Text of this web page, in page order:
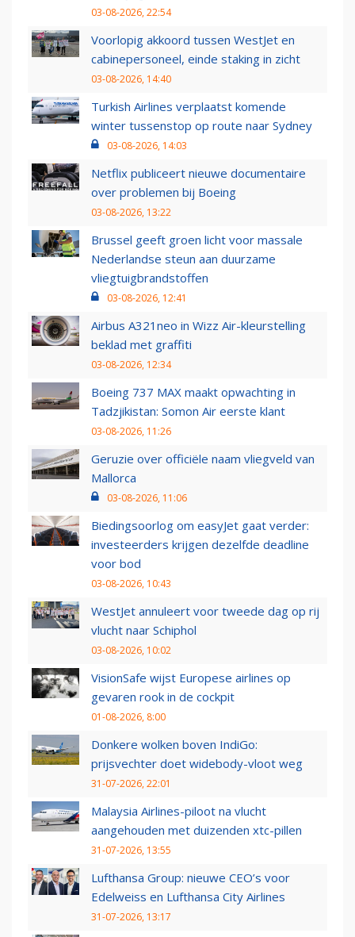
03-08-2026, 22:54
Voorlopig akkoord tussen WestJet en
cabinepersoneel, einde staking in zicht
03-08-2026, 14:40
Turkish Airlines verplaatst komende
winter tussenstop op route naar Sydney
03-08-2026, 14:03
Netflix publiceert nieuwe documentaire
over problemen bij Boeing
03-08-2026, 13:22
Brussel geeft groen licht voor massale
Nederlandse steun aan duurzame
vliegtuigbrandstoffen
03-08-2026, 12:41
Airbus A321neo in Wizz Air-kleurstelling
beklad met graffiti
03-08-2026, 12:34
Boeing 737 MAX maakt opwachting in
Tadzjikistan: Somon Air eerste klant
03-08-2026, 11:26
Geruzie over officiële naam vliegveld van
Mallorca
03-08-2026, 11:06
Biedingsoorlog om easyJet gaat verder:
investeerders krijgen dezelfde deadline
voor bod
03-08-2026, 10:43
WestJet annuleert voor tweede dag op rij
vlucht naar Schiphol
03-08-2026, 10:02
VisionSafe wijst Europese airlines op
gevaren rook in de cockpit
01-08-2026, 8:00
Donkere wolken boven IndiGo:
prijsvechter doet widebody-vloot weg
31-07-2026, 22:01
Malaysia Airlines-piloot na vlucht
aangehouden met duizenden xtc-pillen
31-07-2026, 13:55
Lufthansa Group: nieuwe CEO’s voor
Edelweiss en Lufthansa City Airlines
31-07-2026, 13:17